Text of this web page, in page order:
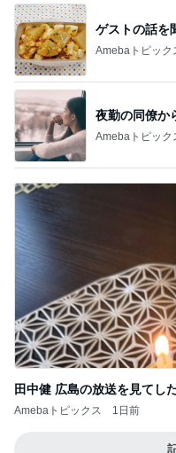
捨てたらお金
Amebaトピック
辛くても汁ま
Amebaトピック
入院頑張った
Amebaトピック